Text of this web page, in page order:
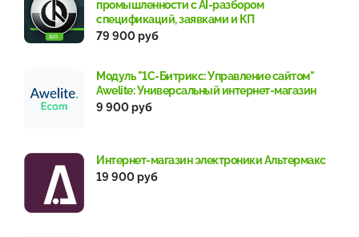
промышленности с AI-разбором
спецификаций, заявками и КП
79 900 руб
Модуль "1С-Битрикс: Управление сайтом"
Awelite: Универсальный интернет-магазин
9 900 руб
Интернет-магазин электроники Альтермакс
19 900 руб